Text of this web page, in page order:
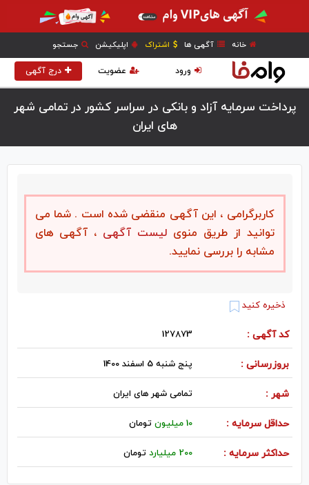
خانه آگهی ها اشتراک اپلیکیشن جستجو
درج آگهی عضویت ورود
پرداخت سرمایه آزاد و بانکی در سراسر کشور در تمامی شهر
های ایران
کاربرگرامی ، این آگهی منقضی شده است . شما می
توانید از طریق منوی لیست آگهی ، آگهی های
مشابه را بررسی نمایید.
ذخیره کنید
کد آگهی : 127873
بروزرسانی : پنج شنبه 5 اسفند 1400
شهر : تمامی شهر های ایران
حداقل سرمایه : 10 میلیون تومان
حداکثر سرمایه : 200 میلیارد تومان